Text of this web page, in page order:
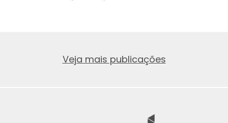
Veja mais publicações